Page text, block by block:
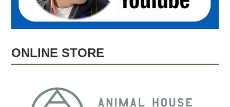
ONLINE STORE